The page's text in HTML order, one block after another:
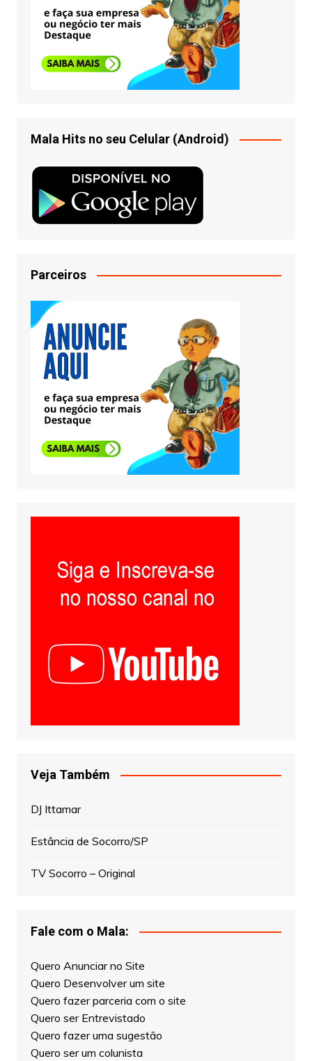
Mala Hits no seu Celular (Android)
Parceiros
Veja Também
DJ Ittamar
Estância de Socorro/SP
TV Socorro – Original
Fale com o Mala:
Quero Anunciar no Site
Quero Desenvolver um site
Quero fazer parceria com o site
Quero ser Entrevistado
Quero fazer uma sugestão
Quero ser um colunista